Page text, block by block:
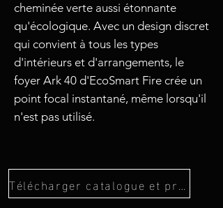
cheminée verte aussi étonnante
qu'écologique. Avec un design discret
qui convient à tous les types
d'intérieurs et d'arrangements, le
foyer Ark 40 d'EcoSmart Fire crée un
point focal instantané, même lorsqu'il
n'est pas utilisé.
Télécharger catalogue et prix Ecosmart Fire